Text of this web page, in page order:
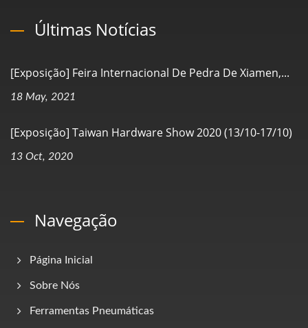
Últimas Notícias
[Exposição] Feira Internacional De Pedra De Xiamen,...
18 May, 2021
[Exposição] Taiwan Hardware Show 2020 (13/10-17/10)
13 Oct, 2020
Navegação
Página Inicial
Sobre Nós
Ferramentas Pneumáticas